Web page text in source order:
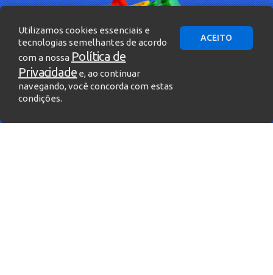
Utilizamos cookies essenciais e
tecnologias semelhantes de acordo
com a nossa Política de
Privacidade e, ao continuar
navegando, você concorda com estas
condições.
ACEITO